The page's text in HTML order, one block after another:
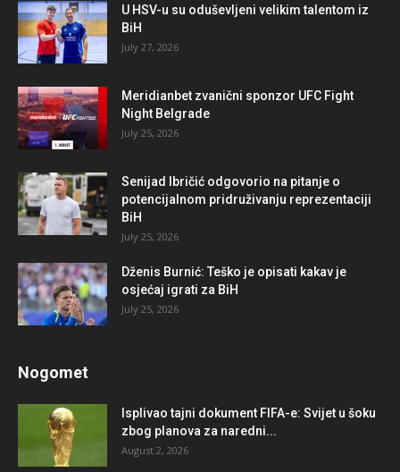
U HSV-u su oduševljeni velikim talentom iz
BiH
July 27, 2026
Meridianbet zvanični sponzor UFC Fight
Night Belgrade
July 25, 2026
Senijad Ibričić odgovorio na pitanje o
potencijalnom pridruživanju reprezentaciji
BiH
July 25, 2026
Dženis Burnić: Teško je opisati kakav je
osjećaj igrati za BiH
July 25, 2026
Nogomet
Isplivao tajni dokument FIFA-e: Svijet u šoku
zbog planova za naredni...
August 2, 2026